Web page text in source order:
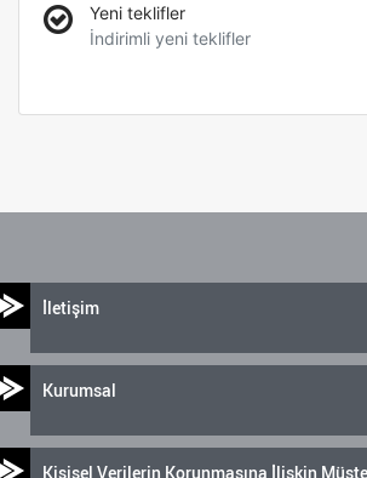
Yeni teklifler
İndirimli yeni teklifler
İletişim
Kurumsal
Kişisel Verilerin Korunmasına İlişkin